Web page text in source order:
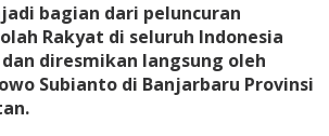
bagian dari peluncuran
Rakyat di seluruh Indonesia
diresmikan langsung oleh
Subianto di Banjarbaru Provinsi